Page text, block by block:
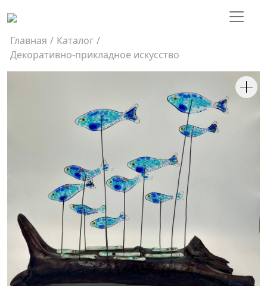
Главная / Каталог /
Декоративно-прикладное искусство